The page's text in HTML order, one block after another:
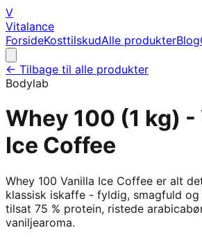
V
Vitalance
ForsideKosttilskudAlle produkterBlog
← Tilbage til alle produkter
Bodylab
Whey 100 (1 kg) -
Ice Coffee
Whey 100 Vanilla Ice Coffee er alt
klassisk iskaffe - fyldig, smagfuld
tilsat 75 % protein, ristede
vaniljearoma.